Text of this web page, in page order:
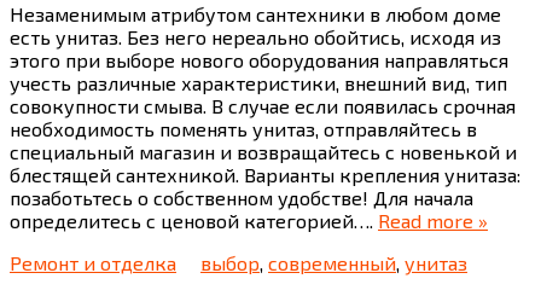
Незаменимым атрибутом сантехники в любом доме
есть унитаз. Без него нереально обойтись, исходя из
этого при выборе нового оборудования направляться
учесть различные характеристики, внешний вид, тип
совокупности смыва. В случае если появилась срочная
необходимость поменять унитаз, отправляйтесь в
специальный магазин и возвращайтесь с новенькой и
блестящей сантехникой. Варианты крепления унитаза:
позаботьтесь о собственном удобстве! Для начала
определитесь с ценовой категорией…. Read more »
Ремонт и отделка
выбор современный унитаз